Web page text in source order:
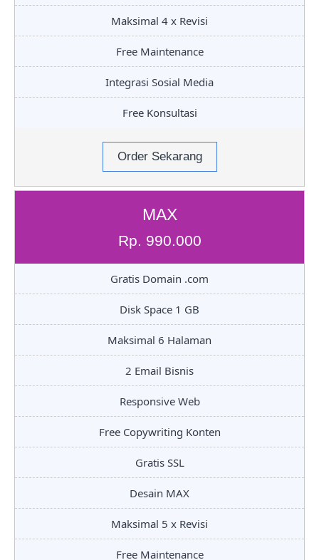
Maksimal 4 x Revisi
Free Maintenance
Integrasi Sosial Media
Free Konsultasi
Order Sekarang
MAX
Rp. 990.000
Gratis Domain .com
Disk Space 1 GB
Maksimal 6 Halaman
2 Email Bisnis
Responsive Web
Free Copywriting Konten
Gratis SSL
Desain MAX
Maksimal 5 x Revisi
Free Maintenance